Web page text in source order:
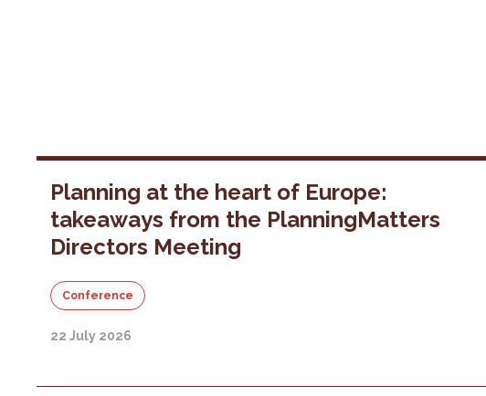
Planning at the heart of Europe:
takeaways from the PlanningMatters
Directors Meeting
Conference
22 July 2026